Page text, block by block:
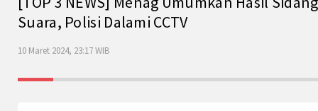
Suara, Polisi Dalami CCTV
10 Maret 2024, 23:17 WIB